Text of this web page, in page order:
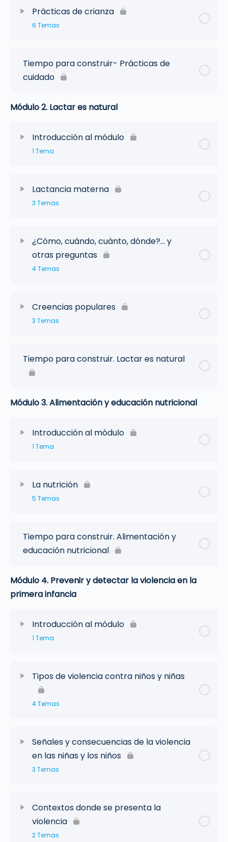
Prácticas de crianza
6 Temas
Tiempo para construir- Prácticas de
cuidado
Módulo 2. Lactar es natural
Introducción al módulo
1 Tema
Lactancia materna
3 Temas
¿Cómo, cuándo, cuánto, dónde?… y
otras preguntas
4 Temas
Creencias populares
3 Temas
Tiempo para construir. Lactar es natural
Módulo 3. Alimentación y educación nutricional
Introducción al módulo
1 Tema
La nutrición
5 Temas
Tiempo para construir. Alimentación y
educación nutricional
Módulo 4. Prevenir y detectar la violencia en la
primera infancia
Introducción al módulo
1 Tema
Tipos de violencia contra niños y niñas
4 Temas
Señales y consecuencias de la violencia
en las niñas y los niños
3 Temas
Contextos donde se presenta la
violencia
2 Temas